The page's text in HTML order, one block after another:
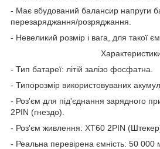
- Має вбудований балансир напруги
перезаряджання/розряджання.
- Невеликий розмір і вага, для такої
- Тип батареї: літій залізо фосфатна.
- Типорозмір використовуваних
- Роз'єм для під'єднання зарядного
2PIN (гнездо).
- Роз'єм живлення: XT60 2PIN
- Реальна перевірена ємність: 50 000